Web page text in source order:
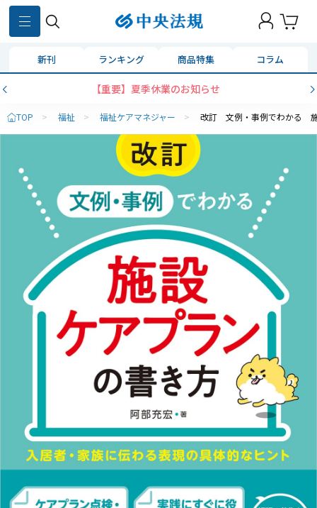
新刊 ランキング 商品特集 コラム
【重要】夏季休業のお知らせ
TOP > 福祉 > 福祉ケアマネジャー > 改訂 文例・事例でわかる 施